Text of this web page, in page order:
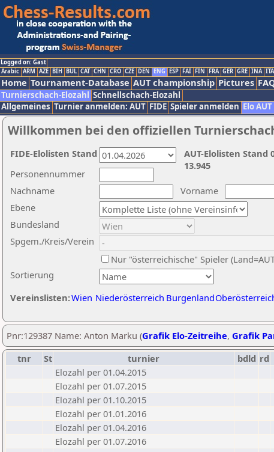
Logged on: Gast
Arabic ARM AZE BIH BUL CAT CHN CRO CZE DEN ENG ESP FAI FIN FRA GER GRE INA ITA
Home Tournament-Database AUT championship Pictures
Turnierschach-Elozahl Schnellschach-Elozahl
Allgemeines Turnier anmelden: AUT FIDE Spieler anmelden Elo AUT
Willkommen bei den offiziellen
Nachname
Vorname
Ebene
Sortierung
Personennummer
Bundesland
Spgem./Kreis/Verein
Nur "österreichische" Spieler
Vereinslisten:Wien Niederösterreich Burgenland
AUT-Elolisten Stand
13.945
FIDE-Elolisten Stand
Pnr:129387 Name: Anton Marku (Grafik Elo-Zeitreihe, Grafik
tnr
St turnier bdld rd
Elozahl per 01.04.2015
Elozahl per 01.07.2015
Elozahl per 01.10.2015
Elozahl per 01.01.2016
Elozahl per 01.04.2016
Elozahl per 01.07.2016